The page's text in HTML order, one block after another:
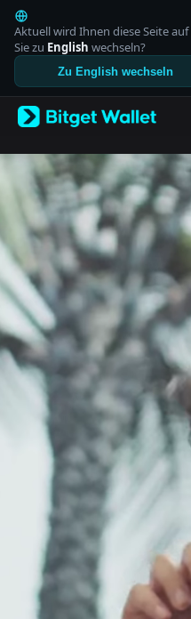
English
日本語
Tiếng Việt
Русский
Español (Latinoamérica)
Italiano
Deutsch
简体中文
繁體中文
Português (Portugal)
Bahasa Indonesia
ภาษาไทย
العربية
हिन्दी
বাংলা
Español
Português (Brasil)
Español (Argentina)
Aktuell wird Ihnen diese Seite auf
Sie zu English wechseln?
Zu English wechseln